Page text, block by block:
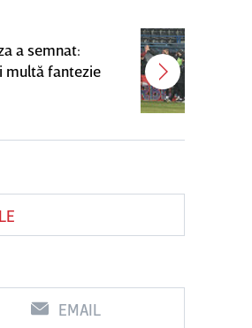
a semnat:
multă fantezie
EMAIL